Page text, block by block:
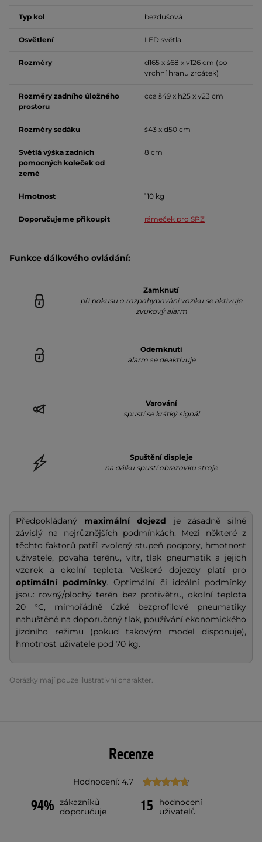
Typ kol bezdušová
Osvětlení LED světla
Rozměry
d165 x š68 x v126 cm (po
vrchní hranu zrcátek)
Rozměry zadního úložného
prostoru
cca š49 x h25 x v23 cm
Rozměry sedáku š43 x d50 cm
Světlá výška zadních
pomocných koleček od
země
8 cm
Hmotnost 110 kg
Doporučujeme přikoupit rámeček pro SPZ
Funkce dálkového ovládání:
Zamknutí
při pokusu o rozpohybování vozíku se aktivuje
zvukový alarm
Odemknutí
alarm se deaktivuje
Varování
spustí se krátký signál
Spuštění displeje
na dálku spustí obrazovku stroje
Předpokládaný maximální dojezd je zásadně silně
závislý na nejrůznějších podmínkách. Mezi některé z
těchto faktorů patří zvolený stupeň podpory, hmotnost
uživatele, povaha terénu, vítr, tlak pneumatik a jejich
vzorek a okolní teplota. Veškeré dojezdy platí pro
optimální podmínky. Optimální či ideální podmínky
jsou: rovný/plochý terén bez protivětru, okolní teplota
20 °C, mimořádně úzké bezprofilové pneumatiky
nahuštěné na doporučený tlak, používání ekonomického
jízdního režimu (pokud takovým model disponuje),
hmotnost uživatele pod 70 kg.
Obrázky mají pouze ilustrativní charakter.
Recenze
Hodnocení: 4.7
94% zákazníků
doporučuje
15
hodnocení
uživatelů